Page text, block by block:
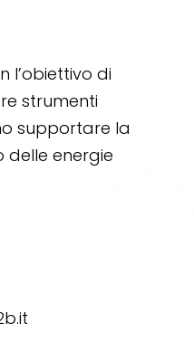
l’obiettivo di
strumenti
supportare la
energie